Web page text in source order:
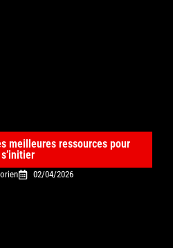
meilleures ressources pour
s’initier
02/04/2026